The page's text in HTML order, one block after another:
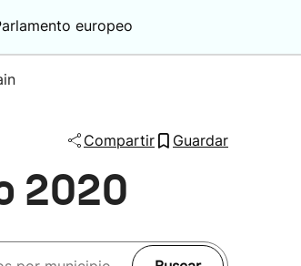
Lo último
europeo
Compartir Guardar
2020